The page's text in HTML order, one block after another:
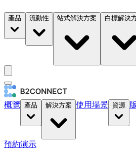
產品 流動性 站式解決方案 白標解決
概覽 產品 解決方案 使用場景 資源
預約演示